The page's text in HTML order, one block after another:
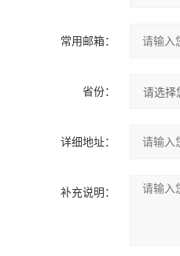
常用邮箱：
省份：
详细地址：
补充说明：